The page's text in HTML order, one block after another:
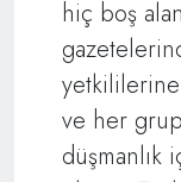
hiç boş
ve her grup
düşmanlık